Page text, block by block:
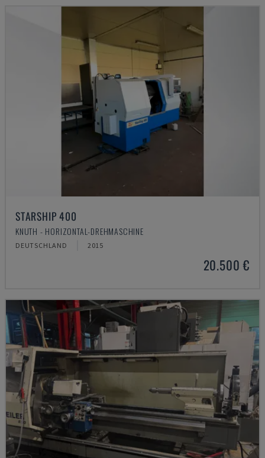
STARSHIP 400
KNUTH - HORIZONTAL-DREHMASCHINE
DEUTSCHLAND 2015
20.500 €